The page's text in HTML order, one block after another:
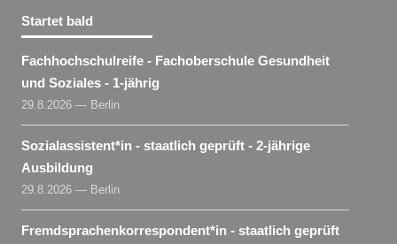
Startet bald
Fachhochschulreife - Fachoberschule Gesundheit
und Soziales - 1-jährig
29.8.2026 — Berlin
Sozialassistent​*in - staatlich geprüft - 2-jährige
Ausbildung
29.8.2026 — Berlin
Fremdsprachenkorrespondent​*in - staatlich geprüft